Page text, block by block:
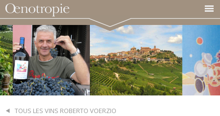
TOUS LES VINS ROBERTO VOERZIO